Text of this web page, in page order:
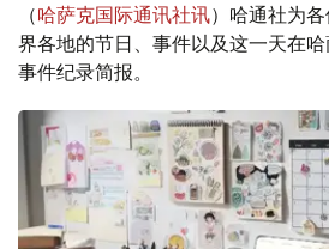
（哈萨克国际通讯社讯）哈通社为
界各地的节日、事件以及这一天在
事件纪录简报。